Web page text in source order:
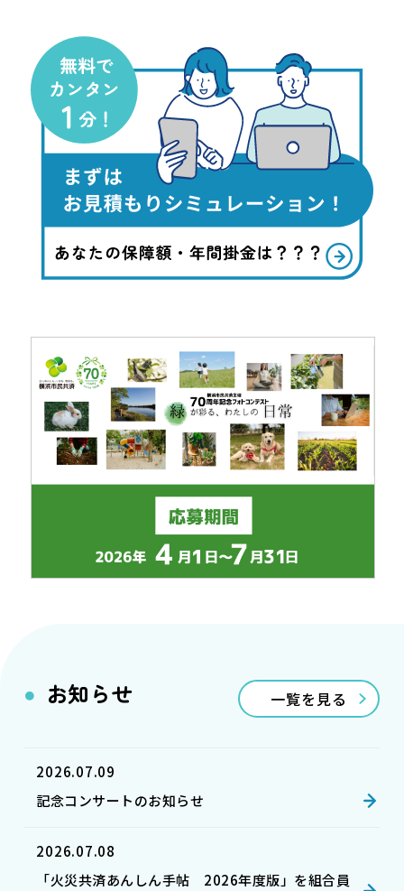
お知らせ 一覧を見る
2026.07.09
記念コンサートのお知らせ
2026.07.08
「火災共済あんしん手帖 2026年度版」を組合員